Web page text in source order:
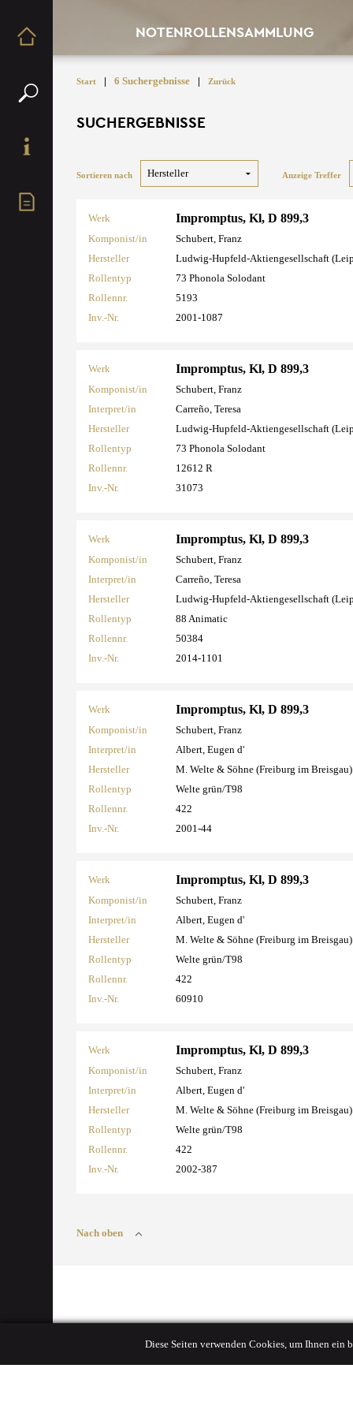
NOTENROLLENSAMMLUNG
Start | 6 Suchergebnisse | Zurück
SUCHERGEBNISSE
Sortieren nach Anzeige Treffer
Werk Impromptus, Kl, D 899,3
Komponist/in
Schubert, Franz
Hersteller
Ludwig-Hupfeld-Aktiengesellschaft
Rollentyp
73 Phonola Solodant
Rollennr.
5193
Inv.-Nr.
2001-1087
Werk Impromptus, Kl, D 899,3
Komponist/in
Schubert, Franz
Interpret/in
Carreño, Teresa
Hersteller
Ludwig-Hupfeld-Aktiengesellschaft
Rollentyp
73 Phonola Solodant
Rollennr.
12612 R
Inv.-Nr.
31073
Werk Impromptus, Kl, D 899,3
Komponist/in
Schubert, Franz
Interpret/in
Carreño, Teresa
Hersteller
Ludwig-Hupfeld-Aktiengesellschaft
Rollentyp
88 Animatic
Rollennr.
50384
Inv.-Nr.
2014-1101
Werk Impromptus, Kl, D 899,3
Komponist/in
Schubert, Franz
Interpret/in
Albert, Eugen d'
Hersteller
M. Welte & Söhne (Freiburg im Breisgau)
Rollentyp
Welte grün/T98
Rollennr.
422
Inv.-Nr.
2001-44
Werk Impromptus, Kl, D 899,3
Komponist/in
Schubert, Franz
Interpret/in
Albert, Eugen d'
Hersteller
M. Welte & Söhne (Freiburg im Breisgau)
Rollentyp
Welte grün/T98
Rollennr.
422
Inv.-Nr.
60910
Werk Impromptus, Kl, D 899,3
Komponist/in
Schubert, Franz
Interpret/in
Albert, Eugen d'
Hersteller
M. Welte & Söhne (Freiburg im Breisgau)
Rollentyp
Welte grün/T98
Rollennr.
422
Inv.-Nr.
2002-387
Nach oben
Diese Seiten verwenden Cookies, um Ihnen ein